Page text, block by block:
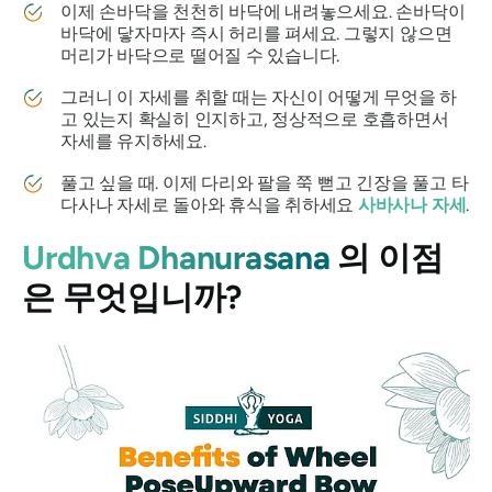
이제 손바닥을 천천히 바닥에 내려놓으세요. 손바닥이
바닥에 닿자마자 즉시 허리를 펴세요. 그렇지 않으면
머리가 바닥으로 떨어질 수 있습니다.
그러니 이 자세를 취할 때는 자신이 어떻게 무엇을 하
고 있는지 확실히 인지하고, 정상적으로 호흡하면서
자세를 유지하세요.
풀고 싶을 때. 이제 다리와 팔을 쭉 뻗고 긴장을 풀고 타
다사나 자세로 돌아와 휴식을 취하세요 사바사나 자세.
Urdhva Dhanurasana 의 이점
은 무엇입니까?